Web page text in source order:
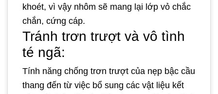
khoét, vì vậy nhôm sẽ mang lại lớp vỏ chắc
chắn, cứng cáp.
Tránh trơn trượt và vô tình
té ngã:
Tính năng chống trơn trượt của nẹp bậc cầu
thang đến từ việc bổ sung các vật liệu kết